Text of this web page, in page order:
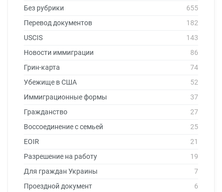
Без рубрики
655
Перевод документов
182
USCIS
143
Новости иммиграции
86
Грин-карта
74
Убежище в США
52
Иммиграционные формы
37
Гражданство
27
Воссоединение с семьей
25
EOIR
21
Разрешение на работу
19
Для граждан Украины
7
Проездной документ
6